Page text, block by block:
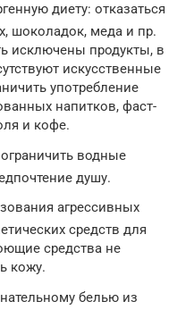
диету: отказаться
шоколадок, меда и пр.
исключены продукты, в
искусственные
употребление
напитков, фаст-
и кофе.
водные
душу.
агрессивных
средств для
средства не
кожу.
белью из